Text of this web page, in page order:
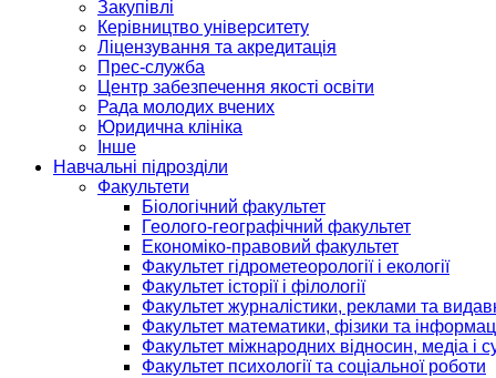
Закупівлі
Керівництво університету
Ліцензування та акредитація
Прес-служба
Центр забезпечення якості освіти
Рада молодих вчених
Юридична клініка
Інше
Навчальні підрозділи
Факультети
Біологічний факультет
Геолого-географічний факультет
Економіко-правовий факультет
Факультет гідрометеорології і екології
Факультет історії і філології
Факультет журналістики, реклами та
Факультет математики, фізики та
Факультет міжнародних відносин, медіа і
Факультет психології та соціальної роботи